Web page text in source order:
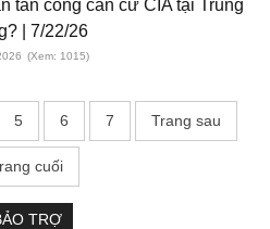
tấn công căn cứ CIA tại Trung
| 7/22/26
(Xem: 1015)
5 6 7 Trang sau
cuối
TRỢ